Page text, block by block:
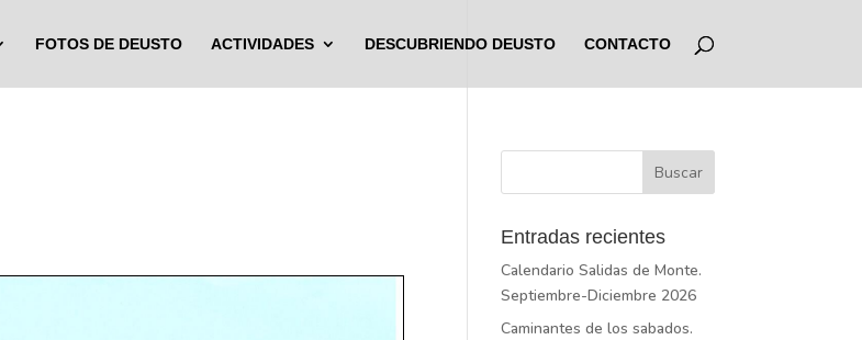
FOTOS DE DEUSTO ACTIVIDADES DESCUBRIENDO DEUSTO CONTACTO
Entradas recientes
Calendario Salidas de Monte.
Septiembre-Diciembre 2026
Caminantes de los sabados.